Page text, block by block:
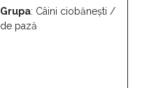
Grupa: Câini ciobănești /
de pază